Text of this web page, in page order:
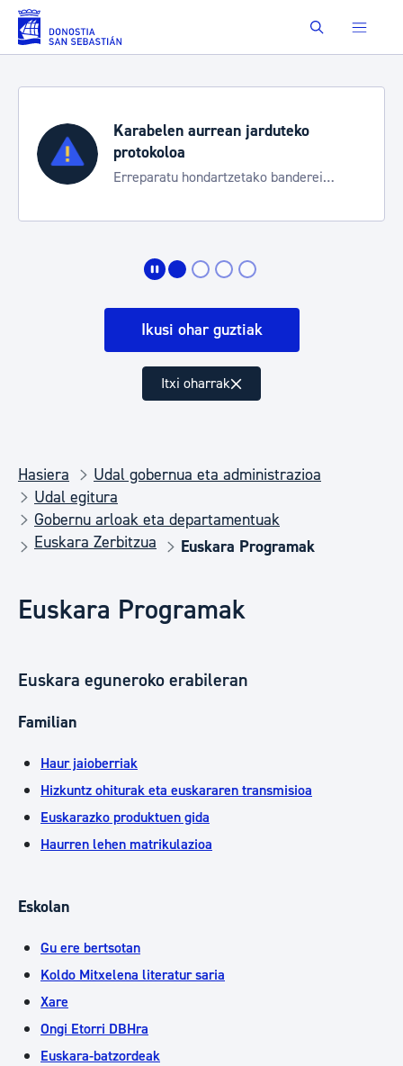
Eduki nagusira joan Buscar
Karabelen aurrean jarduteko
protokoloa
Erreparatu hondartzetako banderei
Ikusi ohar guztiak
Itxi oharrak
Hasiera
Udal gobernua eta administrazioa
Udal egitura
Gobernu arloak eta departamentuak
Euskara Zerbitzua
Euskara Programak
Euskara Programak
Euskara eguneroko erabileran
Familian
Haur jaioberriak
Hizkuntz ohiturak eta euskararen transmisioa
Euskarazko produktuen gida
Haurren lehen matrikulazioa
Eskolan
Gu ere bertsotan
Koldo Mitxelena literatur saria
Xare
Ongi Etorri DBHra
Euskara-batzordeak